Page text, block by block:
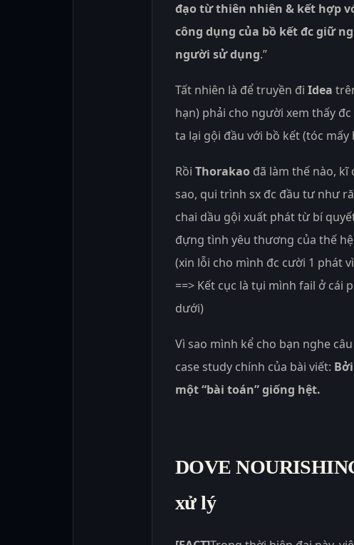
đạo từ thiên nhiên & kết hợp
công dụng của bồ kết đc giữ
người sử dụng.”
Tất nhiên là để truyền đi Idea
hạn) phải cho người xem thấy
ta lại gội đầu với bồ kết (tóc
Rồi Thorakao đã làm thế nào,
sao, qui trình sx đc đầu tư như
chai dầu gội xuất phát từ bí
đựng tình yêu thương của thế
(xin lỗi cho mình đc cười 1 phát
==> Kết cục là tụi mình fail ở cái
dưới)
Vì sao mình kể cho bạn nghe
case study chính của bài viết:
một “bài toán” giống hệt.
DOVE
xử lý